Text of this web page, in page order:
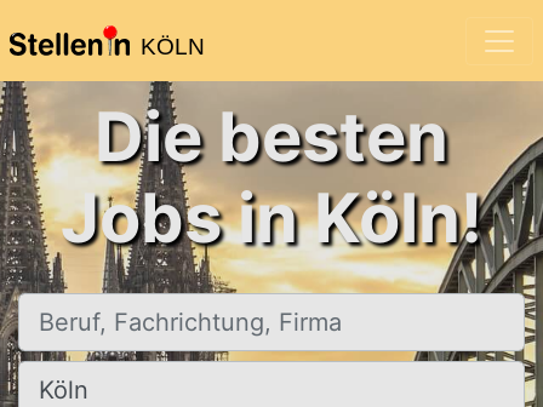
KÖLN
Die besten
Jobs in Köln!
Beruf, Fachrichtung, Firma
Ort, Stadt